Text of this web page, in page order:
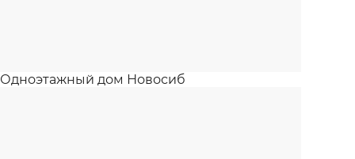
Одноэтажный дом Новосиб